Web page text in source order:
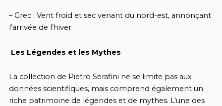
– Grec : Vent froid et sec venant du nord-est, annonçant
l’arrivée de l’hiver.
Les Légendes et les Mythes
La collection de Pietro Serafini ne se limite pas aux
données scientifiques, mais comprend également un
riche patrimoine de légendes et de mythes. L’une des